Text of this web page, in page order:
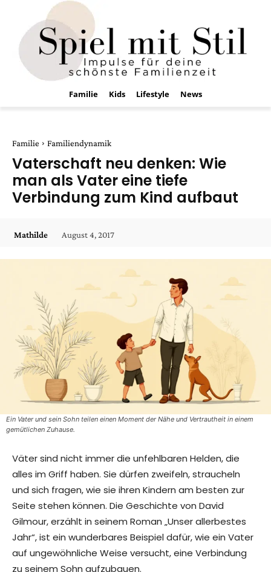
Familie Kids Lifestyle News
Familie Familiendynamik
Vaterschaft neu denken: Wie
man als Vater eine tiefe
Verbindung zum Kind aufbaut
Mathilde August 4, 2017
Ein Vater und sein Sohn teilen einen Moment der Nähe und Vertrautheit in einem
gemütlichen Zuhause.
Väter sind nicht immer die unfehlbaren Helden, die
alles im Griff haben. Sie dürfen zweifeln, straucheln
und sich fragen, wie sie ihren Kindern am besten zur
Seite stehen können. Die Geschichte von David
Gilmour, erzählt in seinem Roman „Unser allerbestes
Jahr“, ist ein wunderbares Beispiel dafür, wie ein Vater
auf ungewöhnliche Weise versucht, eine Verbindung
zu seinem Sohn aufzubauen.